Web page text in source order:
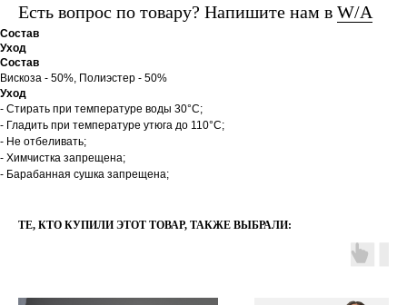
Есть вопрос по товару? Напишите нам в W/A
Состав
Уход
Состав
Вискоза - 50%, Полиэстер - 50%
Уход
- Стирать при температуре воды 30°C;
- Гладить при температуре утюга до 110°C;
- Не отбеливать;
- Химчистка запрещена;
- Барабанная сушка запрещена;
ТЕ, КТО КУПИЛИ ЭТОТ ТОВАР, ТАКЖЕ ВЫБРАЛИ: